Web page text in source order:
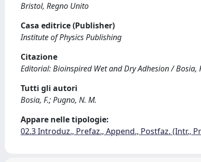
Bristol, Regno Unito
Casa editrice (Publisher)
Institute of Physics Publishing
Citazione
Editorial: Bioinspired Wet and Dry Adhesion /
Tutti gli autori
Bosia, F.; Pugno, N. M.
Appare nelle tipologie:
02.3 Introduz., Prefaz., Append., Postfaz. (Intr.,